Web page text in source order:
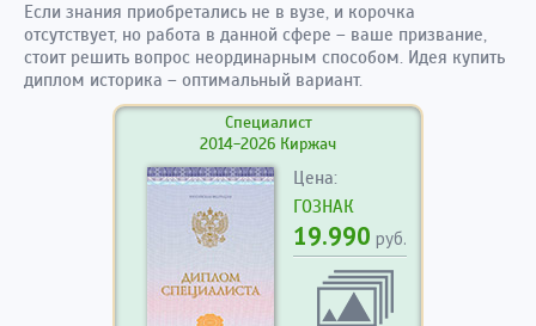
Если знания приобретались не в вузе, и корочка
отсутствует, но работа в данной сфере – ваше призвание,
стоит решить вопрос неординарным способом. Идея купить
диплом историка – оптимальный вариант.
Специалист
2014-2026 Киржач
Цена:
ГОЗНАК
19.990 руб.